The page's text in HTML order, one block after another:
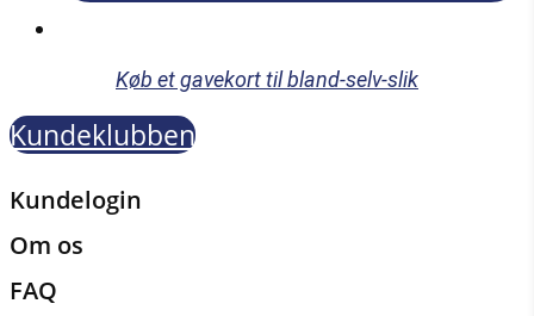
Køb et gavekort til bland-selv-slik
Kundeklubben
Kundelogin
Om os
FAQ